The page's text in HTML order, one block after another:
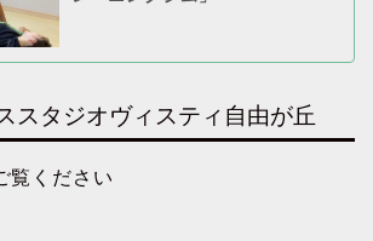
スタジオヴィスティ自由が丘
覧ください